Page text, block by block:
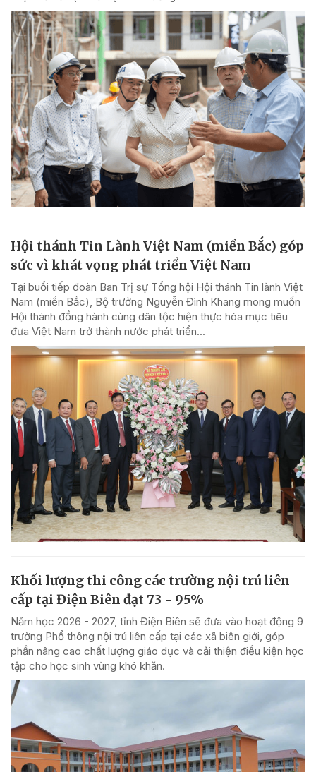
Hội thánh Tin Lành Việt Nam (miền Bắc) góp
sức vì khát vọng phát triển Việt Nam
Tại buổi tiếp đoàn Ban Trị sự Tổng hội Hội thánh Tin lành Việt
Nam (miền Bắc), Bộ trưởng Nguyễn Đình Khang mong muốn
Hội thánh đồng hành cùng dân tộc hiện thực hóa mục tiêu
đưa Việt Nam trở thành nước phát triển...
Khối lượng thi công các trường nội trú liên
cấp tại Điện Biên đạt 73 - 95%
Năm học 2026 - 2027, tỉnh Điện Biên sẽ đưa vào hoạt động 9
trường Phổ thông nội trú liên cấp tại các xã biên giới, góp
phần nâng cao chất lượng giáo dục và cải thiện điều kiện học
tập cho học sinh vùng khó khăn.